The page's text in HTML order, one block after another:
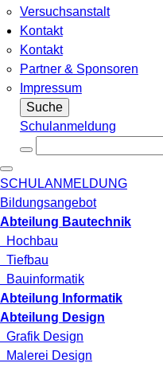
Versuchsanstalt
Kontakt
Kontakt
Partner & Sponsoren
Impressum
Suche
Schulanmeldung
SCHULANMELDUNG
Bildungsangebot
Abteilung Bautechnik
Hochbau
Tiefbau
Bauinformatik
Abteilung Informatik
Abteilung Design
Grafik Design
Malerei Design